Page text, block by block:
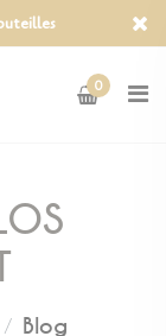
0
Blog